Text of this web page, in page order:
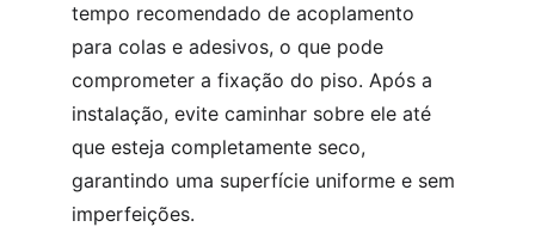
tempo recomendado de acoplamento
para colas e adesivos, o que pode
comprometer a fixação do piso. Após a
instalação, evite caminhar sobre ele até
que esteja completamente seco,
garantindo uma superfície uniforme e sem
imperfeições.